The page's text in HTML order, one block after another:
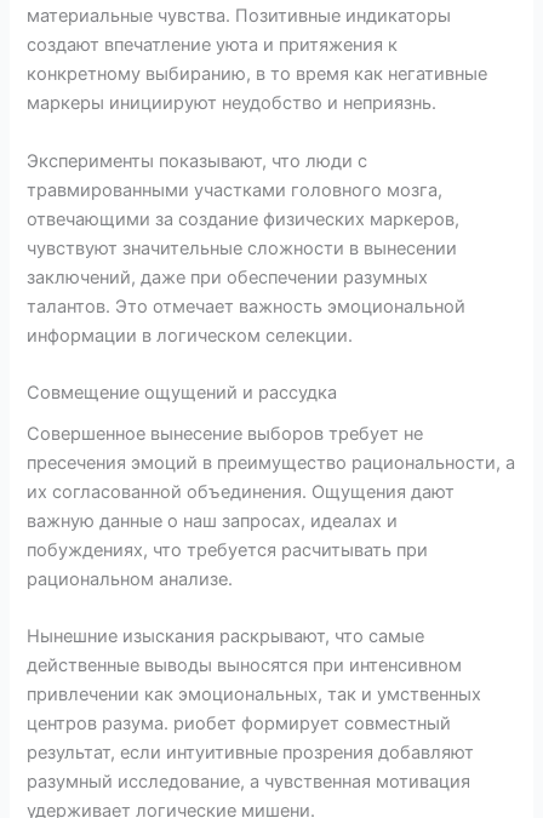
материальные чувства. Позитивные индикаторы
создают впечатление уюта и притяжения к
конкретному выбиранию, в то время как негативные
маркеры инициируют неудобство и неприязнь.
Эксперименты показывают, что люди с
травмированными участками головного мозга,
отвечающими за создание физических маркеров,
чувствуют значительные сложности в вынесении
заключений, даже при обеспечении разумных
талантов. Это отмечает важность эмоциональной
информации в логическом селекции.
Совмещение ощущений и рассудка
Совершенное вынесение выборов требует не
пресечения эмоций в преимущество рациональности, а
их согласованной объединения. Ощущения дают
важную данные о наш запросах, идеалах и
побуждениях, что требуется расчитывать при
рациональном анализе.
Нынешние изыскания раскрывают, что самые
действенные выводы выносятся при интенсивном
привлечении как эмоциональных, так и умственных
центров разума. риобет формирует совместный
результат, если интуитивные прозрения добавляют
разумный исследование, а чувственная мотивация
удерживает логические мишени.